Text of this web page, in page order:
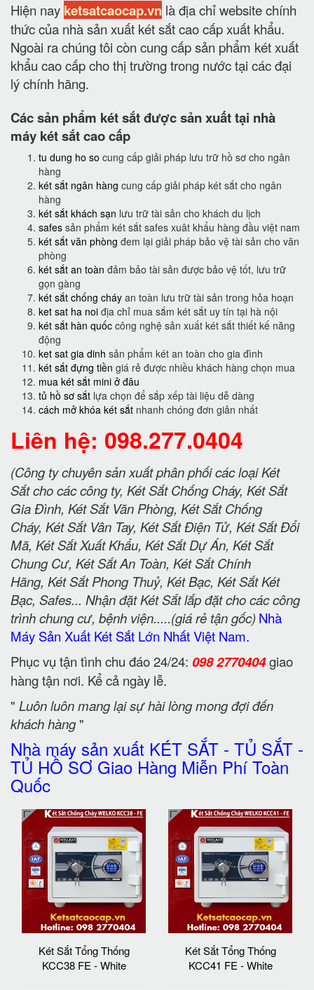
Hiện nay ketsatcaocap.vn là địa chỉ website chính
thức của nhà sản xuất két sắt cao cấp xuất khẩu.
Ngoài ra chúng tôi còn cung cấp sản phẩm két xuất
khẩu cao cấp cho thị trường trong nước tại các đại
lý chính hãng.
Các sản phẩm két sắt được sản xuất tại nhà
máy két sắt cao cấp
tu dung ho so cung cấp giải pháp lưu trữ hồ sơ cho ngân
hàng
két sắt ngân hàng cung cấp giải pháp két sắt cho ngân
hàng
két sắt khách sạn lưu trữ tài sản cho khách du lịch
safes sản phẩm két sắt safes xuât khẩu hàng đầu việt nam
két sắt văn phòng đem lại giải pháp bảo vệ tài sản cho văn
phòng
két sắt an toàn đảm bảo tài sản được bảo vệ tốt, lưu trữ
gọn gàng
két sắt chống cháy an toàn lưu trữ tài sản trong hỏa hoạn
ket sat ha noi địa chỉ mua sắm két sắt uy tín tại hà nội
két sắt hàn quốc công nghệ sản xuất két sắt thiết kế năng
động
ket sat gia dinh sản phẩm két an toàn cho gia đình
két sắt đựng tiền giá rẻ được nhiều khách hàng chọn mua
mua két sắt mini ở đâu
tủ hồ sơ sắt lựa chọn để sắp xếp tài liệu dễ dàng
cách mở khóa két sắt nhanh chóng đơn giản nhất
Liên hệ: 098.277.0404
(Công ty chuyên sản xuất phân phối các loại Két
Sắt cho các công ty, Két Sắt Chống Cháy, Két Sắt
Gia Đình, Két Sắt Văn Phòng, Két Sắt Chống
Cháy, Két Sắt Vân Tay, Két Sắt Điện Tử, Két Sắt Đổi
Mã, Két Sắt Xuất Khẩu, Két Sắt Dự Án, Két Sắt
Chung Cư, Két Sắt An Toàn, Két Sắt Chính
Hãng, Két Sắt Phong Thuỷ, Két Bạc, Két Sắt Két
Bạc, Safes... Nhận đặt Két Sắt lắp đặt cho các công
trình chung cư, bệnh viện.....(giá rẻ tận gốc) Nhà
Máy Sản Xuất Két Sắt Lớn Nhất Việt Nam.
Phục vụ tận tình chu đáo 24/24: 098 2770404giao
hàng tận nơi. Kể cả ngày lễ.
" Luôn luôn mang lại sự hài lòng mong đợi đến
khách hàng"
Nhà máy sản xuất KÉT SẮT - TỦ SẮT -
TỦ HỒ SƠ Giao Hàng Miễn Phí Toàn
Quốc
Két Sắt Tổng Thống
KCC38 FE - White
Két Sắt Tổng Thống
KCC41 FE - White